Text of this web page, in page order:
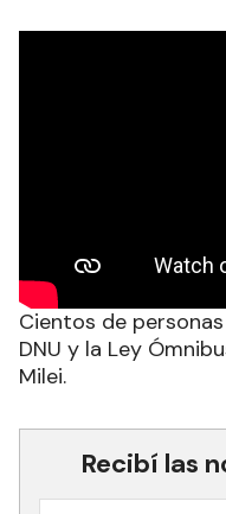
Cientos de
DNU y la Ley
Milei.
Recibí las